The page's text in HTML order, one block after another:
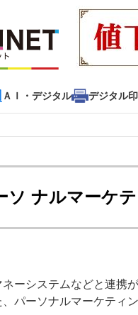
ＡＩ・デジタル デジタル
特集記事 動画コン
Ｉ・デジタル デジタル印刷
一覧
イデアで勝負！ ～多様なビ
新成長軌道を描く
ソ ナルマーケ
ーシステムなどと連携
パーソナルマーケティ